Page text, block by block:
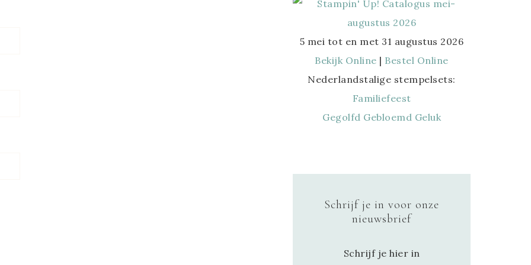
5 mei tot en met 31 augustus 2026
Bekijk Online | Bestel Online
Nederlandstalige stempelsets:
Familiefeest
Gegolfd Gebloemd Geluk
Schrijf je in voor onze
nieuwsbrief
Schrijf je hier in